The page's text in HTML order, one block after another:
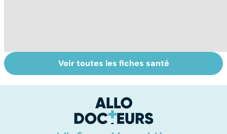
Faire du sport à
domicile, c'est
Don de gamètes :
le pour et le
levée de
l'anonymat
Voir toutes les fiches santé